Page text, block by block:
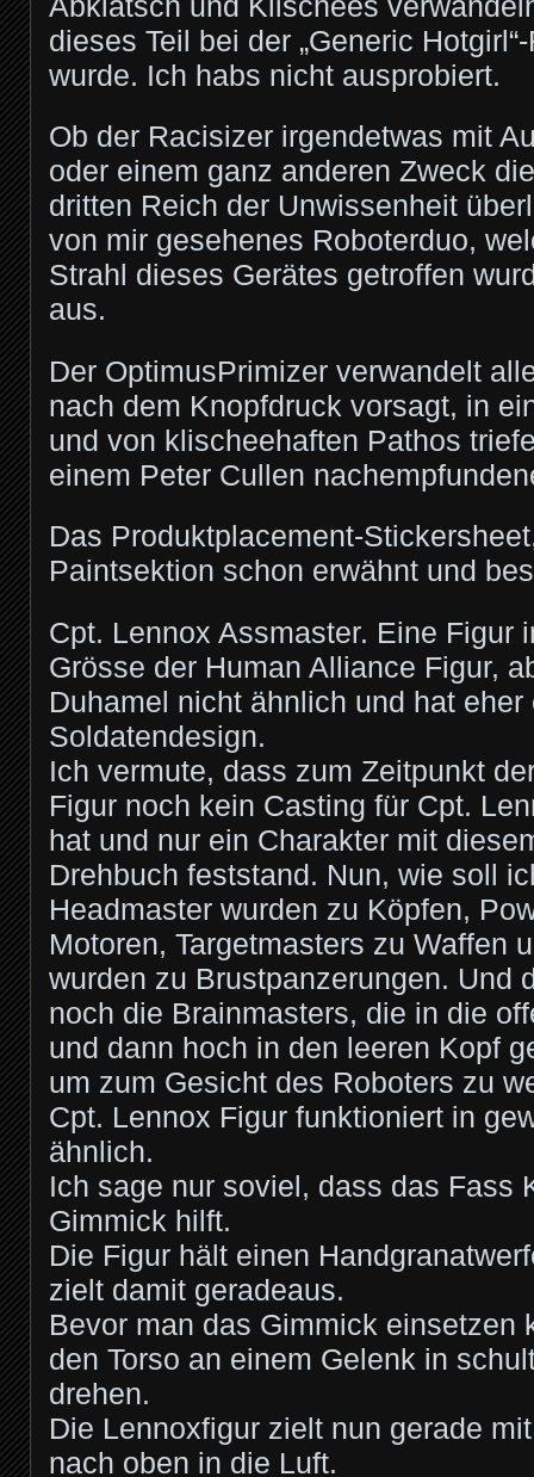
dieses Teil bei der „Generic
wurde. Ich habs nicht ausprobiert.
Ob der Racisizer irgendetwas mit
oder einem ganz anderen Zweck
dritten Reich der Unwissenheit
von mir gesehenes Roboterduo,
Strahl dieses Gerätes getroffen
aus.
Der OptimusPrimizer verwandelt
nach dem Knopfdruck vorsagt, in
und von klischeehaften Pathos
einem Peter Cullen
Das Produktplacement-
Paintsektion schon erwähnt und
Cpt. Lennox Assmaster. Eine Figur
Grösse der Human Alliance Figur,
Duhamel nicht ähnlich und hat
Soldatendesign.
Ich vermute, dass zum Zeitpunkt
Figur noch kein Casting für Cpt.
hat und nur ein Charakter mit
Drehbuch feststand. Nun, wie soll
Headmaster wurden zu Köpfen,
Motoren, Targetmasters zu Waffen
wurden zu Brustpanzerungen. Und
noch die Brainmasters, die in die
und dann hoch in den leeren Kopf
um zum Gesicht des Roboters zu
Cpt. Lennox Figur funktioniert in
ähnlich.
Ich sage nur soviel, dass das Fass
Gimmick hilft.
Die Figur hält einen
zielt damit geradeaus.
Bevor man das Gimmick einsetzen
den Torso an einem Gelenk in
drehen.
Die Lennoxfigur zielt nun gerade
nach oben in die Luft.